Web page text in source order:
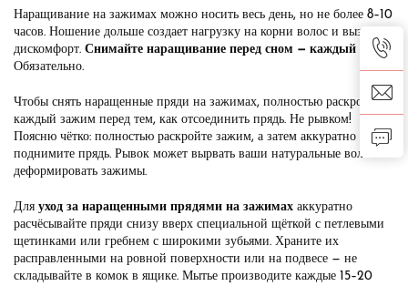
Наращивание на зажимах можно носить весь день, но не более 8–10
часов. Ношение дольше создает нагрузку на корни волос и вызывает
дискомфорт. Снимайте наращивание перед сном — каждый вечер.
Обязательно.
Чтобы снять наращенные пряди на зажимах, полностью раскройте
каждый зажим перед тем, как отсоединить прядь. Не рывком!
Поясню чётко: полностью раскройте зажим, а затем аккуратно
поднимите прядь. Рывок может вырвать ваши натуральные волосы и
деформировать зажимы.
Для уход за наращенными прядями на зажимах аккуратно
расчёсывайте пряди снизу вверх специальной щёткой с петлевыми
щетинками или гребнем с широкими зубьями. Храните их
расправленными на ровной поверхности или на подвесе — не
складывайте в комок в ящике. Мытье производите каждые 15–20